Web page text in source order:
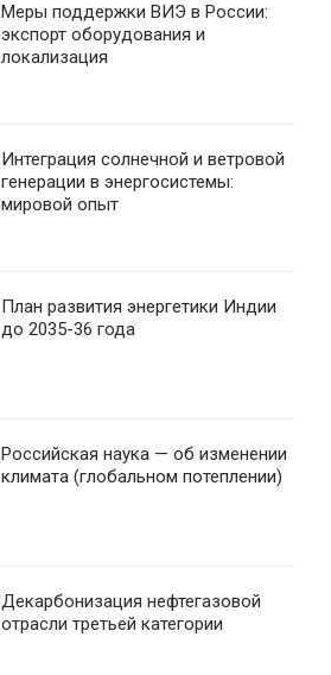
Меры поддержки ВИЭ в России:
экспорт оборудования и
локализация
Интеграция солнечной и ветровой
генерации в энергосистемы:
мировой опыт
План развития энергетики Индии
до 2035-36 года
Российская наука — об изменении
климата (глобальном потеплении)
Декарбонизация нефтегазовой
отрасли третьей категории